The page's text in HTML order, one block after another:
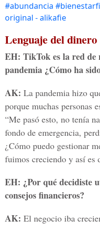
#abundancia
original - alikafie
Lenguaje del dinero
EH: TikTok es la red de
pandemia ¿Cómo ha
AK: La pandemia hizo
porque muchas personas
“Me pasó esto, no tenía
fondo de emergencia,
¿Cómo puedo gestionar
fuimos creciendo y así es
EH: ¿Por qué
consejos financieros?
AK: El negocio iba